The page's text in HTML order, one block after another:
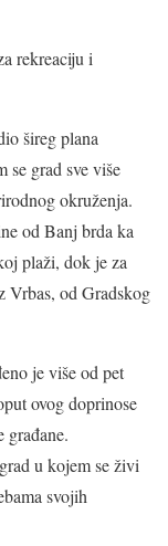
rekreaciju i
šireg plana
se grad sve više
okruženja.
od Banj brda ka
plaži, dok je za
Vrbas, od Gradskog
je više od pet
ovog doprinose
građane.
u kojem se živi
svojih